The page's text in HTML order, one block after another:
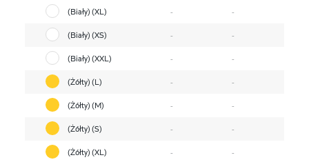
(Biały) (XL)
-
-
(Biały) (XS)
-
-
(Biały) (XXL)
-
-
(Żółty) (L)
-
-
(Żółty) (M)
-
-
(Żółty) (S)
-
-
(Żółty) (XL)
-
-